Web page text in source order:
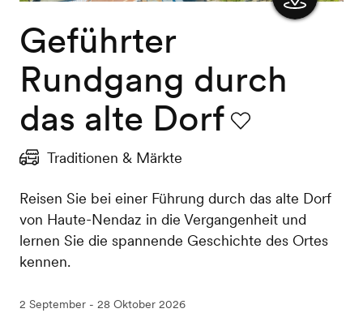
Geführter
Rundgang durch
das alte Dorf
Traditionen & Märkte
Reisen Sie bei einer Führung durch das alte Dorf
von Haute-Nendaz in die Vergangenheit und
lernen Sie die spannende Geschichte des Ortes
kennen.
2 September - 28 Oktober 2026